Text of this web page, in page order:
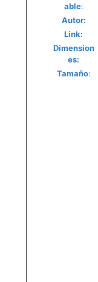
able:
Autor:
Link:
Dimension
es:
Tamaño: